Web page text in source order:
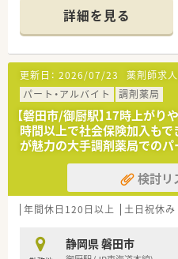
■入院中の子どもたちが学
中学校の特別支援学級を開
■不登校やネットゲーム依
害（ASD）など、思春期特
す。
■その他、認知症、統合失調
い精神疾患の治療も行ってい
■法人内の介護老人保健施
復帰の支援も行っています。
≪業務内容≫
■院内での薬剤師業務
■入院患者様、外来患者様
■医薬品の在庫管理・品質
■医薬品に関する情報提供（
≪おすすめポイント≫
詳細を見る
更新日： 2026/07/23 薬剤師求人
パート・アルバイト
調剤薬局
【磐田市/御厨駅】17時上がり
時間以上で社会保険加入もで
が魅力の大手調剤薬局でのパ
検討リ
年間休日120日以上 土日祝休み
静岡県 磐田市